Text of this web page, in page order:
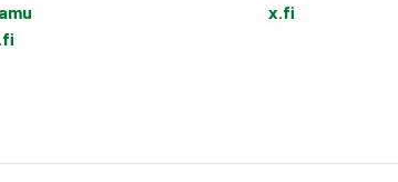
x.fi